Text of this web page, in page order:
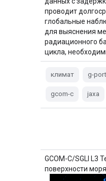
проводит
глобальные
для выяснения
радиационного
цикла,
климат g-
gcom-c jaxa
GCOM-C/SGLI L3
поверхности